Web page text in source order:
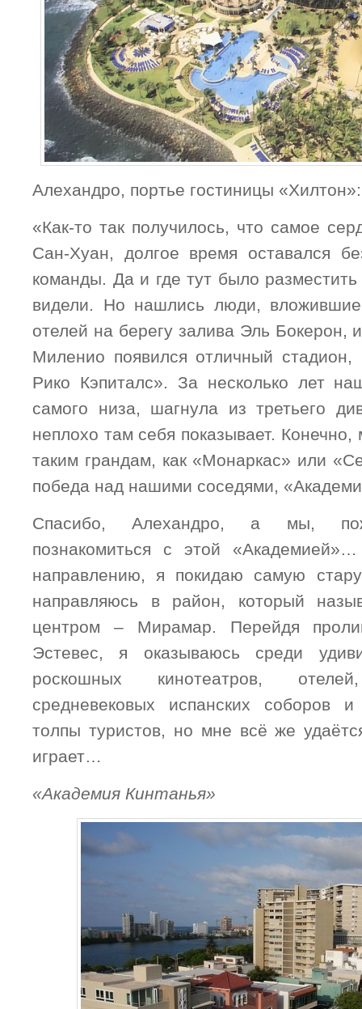
Алехандро, портье гостиницы «Хилтон»:
«Как-то так получилось, что самое
Сан-Хуан, долгое время оставался
команды. Да и где тут было
видели. Но нашлись люди, вложившие
отелей на берегу залива Эль Бокерон,
Миленио появился отличный стадион,
Рико Кэпиталс». За несколько лет
самого низа, шагнула из третьего
неплохо там себя показывает.
таким грандам, как «Монаркас» или
победа над нашими соседями,
Спасибо, Алехандро, а мы,
познакомиться с этой
направлению, я покидаю самую
направляюсь в район, который
центром – Мирамар. Перейдя
Эстевес, я оказываюсь среди
роскошных кинотеатров,
средневековых испанских соборов
толпы туристов, но мне всё же
играет…
«Академия Кинтанья»